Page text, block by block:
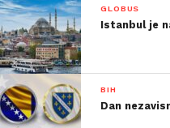
GLOBUS
Istanbul je
BIH
Dan